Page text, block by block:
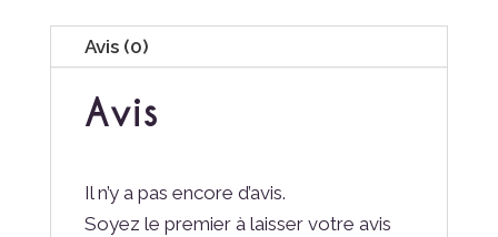
Avis (0)
Avis
Il n’y a pas encore d’avis.
Soyez le premier à laisser votre avis